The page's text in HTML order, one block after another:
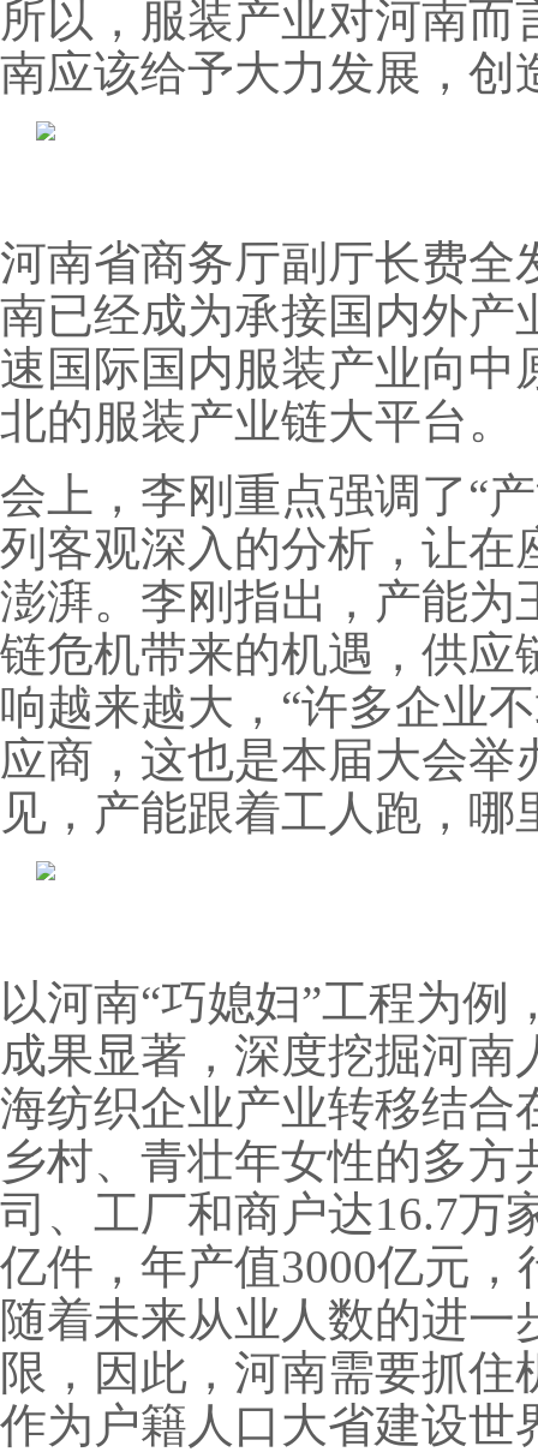
所以，服装产业对河南
南应该给予大力发展，创
河南省商务厅副厅长费全
南已经成为承接国内外产
速国际国内服装产业向中
北的服装产业链大平台。
会上，李刚重点强调了“
列客观深入的分析，让在
澎湃。李刚指出，产能为
链危机带来的机遇，供应
响越来越大，“许多企业
应商，这也是本届大会举
见，产能跟着工人跑，
以河南“巧媳妇”工程为
成果显著，深度挖掘河
海纺织企业产业转移结合
乡村、青壮年女性的多
司、工厂和商户达16.7万
亿件，年产值3000亿元
随着未来从业人数的进
限，因此，河南需要抓
作为户籍人口大省建设世